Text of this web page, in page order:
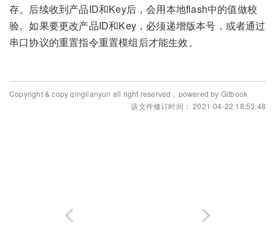
存。后续收到产品ID和Key后，会用本地flash中的值做校
验。如果要更改产品ID和Key，必须递增版本号，或者通过
串口协议的重置指令重置模组后才能生效。
Copyright & copy qinglianyun all right reserved，powered by Gitbook
该文件修订时间： 2021-04-22 18:53:48